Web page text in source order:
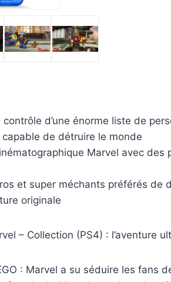
d’une énorme liste de
de détruire le monde
Marvel avec
et super méchants préférés
originale
– Collection (PS4) : l’aventure
: Marvel a su séduire les fans